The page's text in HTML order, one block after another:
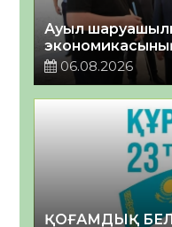
Ауыл
экономикасының
06.08.2026
ҚОҒАМДЫҚ